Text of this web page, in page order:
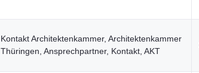
Kontakt Architektenkammer, Architektenkammer
Thüringen, Ansprechpartner, Kontakt, AKT